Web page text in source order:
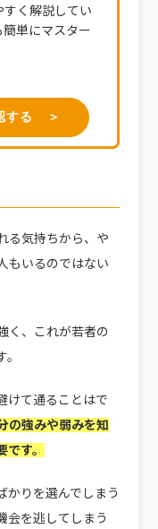
すく解説してい
単にマスター
する ＞
る気持ちから、や
もいるのではない
く、これが若者の
けて通ることはで
の強みや弱みを知
す。
かりを選んでしまう
会を逃してしまう